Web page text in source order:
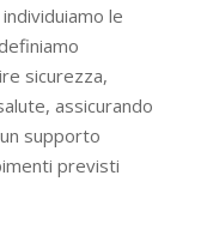
le
sicurezza,
assicurando
supporto
previsti